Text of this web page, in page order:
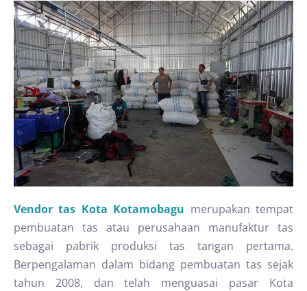
Vendor tas Kota Kotamobagu merupakan tempat
pembuatan tas atau perusahaan manufaktur tas
sebagai pabrik produksi tas tangan pertama.
Berpengalaman dalam bidang pembuatan tas sejak
tahun 2008, dan telah menguasai pasar Kota